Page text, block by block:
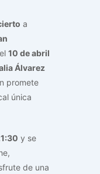
a
10 de abril
Álvarez
promete
única
y se
de una